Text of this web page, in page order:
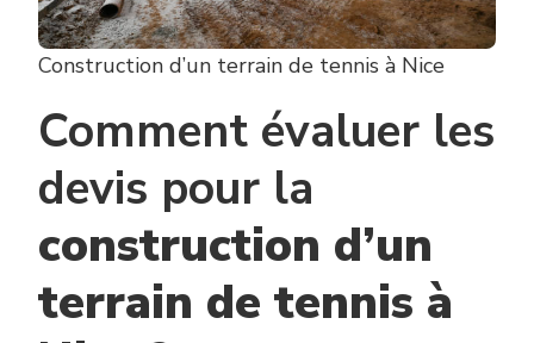
Construction d’un terrain de tennis à Nice
Comment évaluer les
devis pour la
construction d’un
terrain de tennis à